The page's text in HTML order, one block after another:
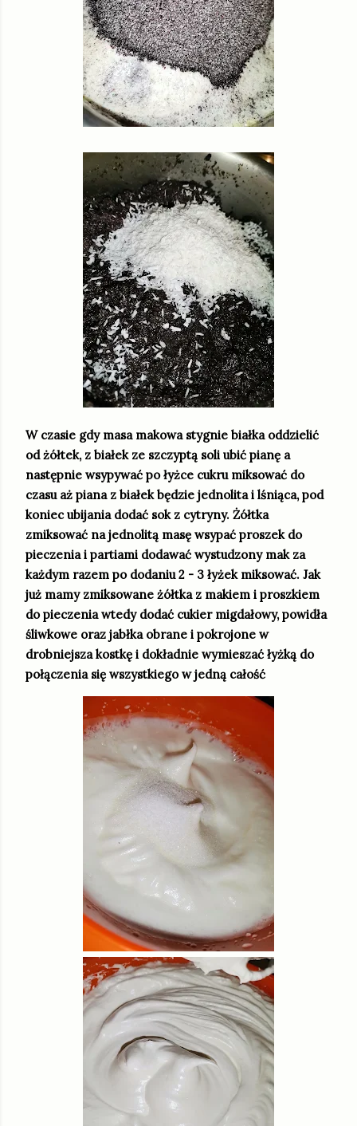
W czasie gdy masa makowa stygnie białka oddzielić
od żółtek, z białek ze szczyptą soli ubić pianę a
następnie wsypywać po łyżce cukru miksować do
czasu aż piana z białek będzie jednolita i lśniąca, pod
koniec ubijania dodać sok z cytryny. Żółtka
zmiksować na jednolitą masę wsypać proszek do
pieczenia i partiami dodawać wystudzony mak za
każdym razem po dodaniu 2 - 3 łyżek miksować. Jak
już mamy zmiksowane żółtka z makiem i proszkiem
do pieczenia wtedy dodać cukier migdałowy, powidła
śliwkowe oraz jabłka obrane i pokrojone w
drobniejsza kostkę i dokładnie wymieszać łyżką do
połączenia się wszystkiego w jedną całość